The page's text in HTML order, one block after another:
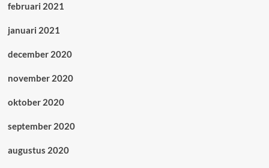
februari 2021
januari 2021
december 2020
november 2020
oktober 2020
september 2020
augustus 2020